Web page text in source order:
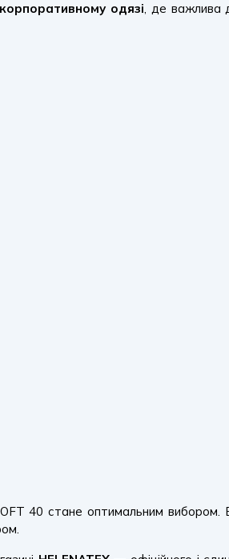
одязі, де важлива
40 стане оптимальним